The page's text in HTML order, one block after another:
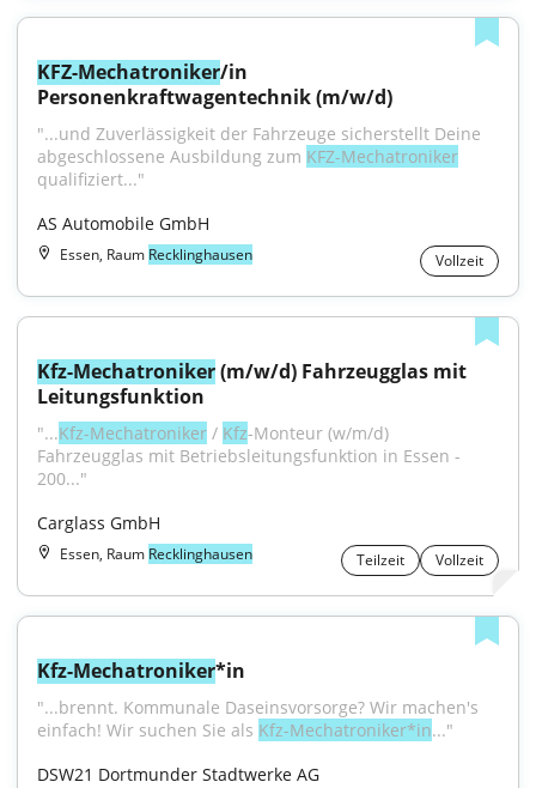
KFZ-Mechatroniker/in
Personenkraftwagentechnik (m/w/d)
"...und Zuverlässigkeit der Fahrzeuge sicherstellt Deine
abgeschlossene Ausbildung zum KFZ-Mechatroniker
qualifiziert..."
AS Automobile GmbH
Essen, Raum Recklinghausen Vollzeit
Kfz-Mechatroniker (m/w/d) Fahrzeugglas mit
Leitungsfunktion
"...Kfz-Mechatroniker / Kfz-Monteur (w/m/d)
Fahrzeugglas mit Betriebsleitungsfunktion in Essen -
200..."
Carglass GmbH
Essen, Raum Recklinghausen Teilzeit Vollzeit
Kfz-Mechatroniker*in
"...brennt. Kommunale Daseinsvorsorge? Wir machen's
einfach! Wir suchen Sie als Kfz-Mechatroniker*in..."
DSW21 Dortmunder Stadtwerke AG